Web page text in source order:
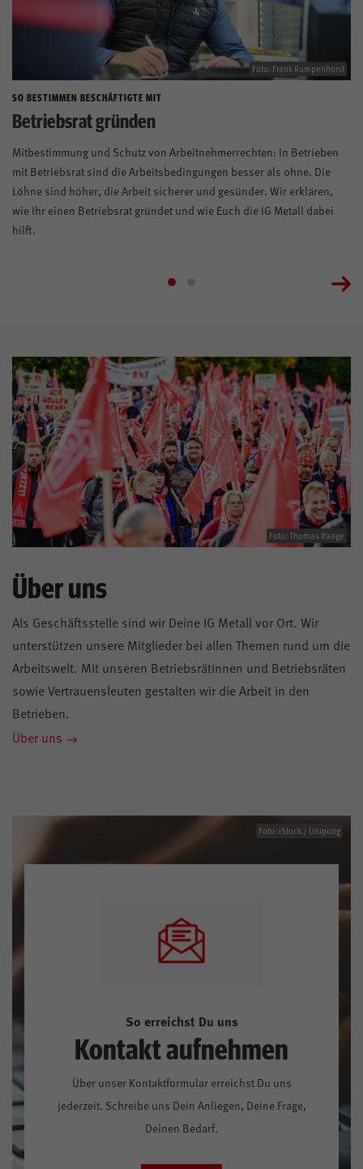
Foto: Frank Rumpenhorst
SO BESTIMMEN BESCHÄFTIGTE MIT
Betriebsrat gründen
Mitbestimmung und Schutz von Arbeitnehmerrechten: In Betrieben
mit Betriebsrat sind die Arbeitsbedingungen besser als ohne. Die
Löhne sind höher, die Arbeit sicherer und gesünder. Wir erklären,
wie Ihr einen Betriebsrat gründet und wie Euch die IG Metall dabei
hilft.
Foto: Thomas Range
Über uns
Als Geschäftsstelle sind wir Deine IG Metall vor Ort. Wir
unterstützen unsere Mitglieder bei allen Themen rund um die
Arbeitswelt. Mit unseren Betriebsrätinnen und Betriebsräten
sowie Vertrauensleuten gestalten wir die Arbeit in den
Betrieben.
Über uns
Foto: iStock / Urupong
So erreichst Du uns
Kontakt aufnehmen
Über unser Kontaktformular erreichst Du uns
jederzeit. Schreibe uns Dein Anliegen, Deine Frage,
Deinen Bedarf.